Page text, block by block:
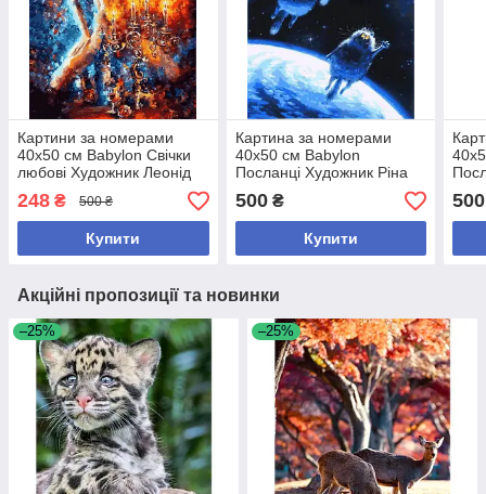
Картини за номерами
40х50 см Babylon Свічки
любові Художник Леонід
Афремов (RVP 1424)
248 ₴ 500 ₴
Купити
Картина за номерами
40х50 см Babylon
Посланці Художник Ріна
Зенюк (VP 878)
500₴
Купити
500
Акційні пропозиції та новинки
–25% –25%